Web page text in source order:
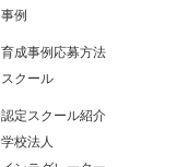
事例
育成事例応募方法
スクール
認定スクール紹介
学校法人